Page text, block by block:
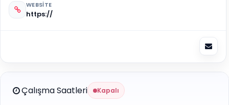
WEBSITE
https://
Çalışma Saatleri Kapalı